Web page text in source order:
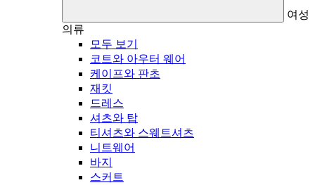
여성
의류
모두 보기
코트와 아우터 웨어
케이프와 판초
재킷
드레스
셔츠와 탑
티셔츠와 스웨트셔츠
니트웨어
바지
스커트